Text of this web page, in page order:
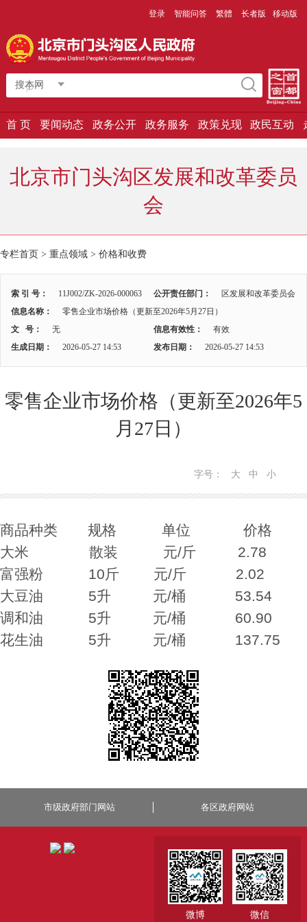
登录 智能问答 繁體 长者版 移动版
搜本网
首 页 要闻动态 政务公开 政务服务 政策兑现 政民互动
北京市门头沟区发展和改革委员
会
专栏首页 > 重点领域 > 价格和收费
索 引 号： 11J002/ZK-2026-000063 公开责任部门：
区发展和改革委员会
信息名称：
零售企业市场价格（更新至2026年5月27日）
文 号：
无 信息有效性：
有效
生成日期：
2026-05-27 14:53 发布日期： 2026-05-27 14:53
零售企业市场价格（更新至2026年5
月27日）
字号： 大 中 小
商品种类 规格 单位 价格
大米 散装 元/斤 2.78
富强粉 10斤 元/斤 2.02
大豆油 5升 元/桶 53.54
调和油 5升 元/桶 60.90
花生油 5升 元/桶 137.75
市级政府部门网站 各区政府网站
微博 微信